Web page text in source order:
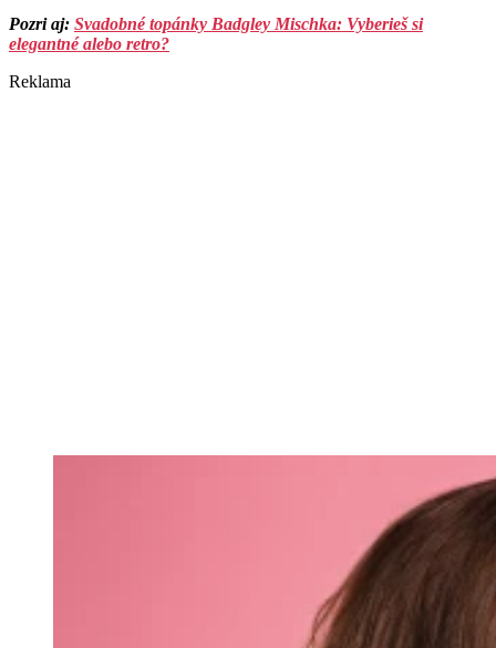
Pozri aj: Svadobné topánky Badgley Mischka: Vyberieš si
elegantné alebo retro?
Reklama